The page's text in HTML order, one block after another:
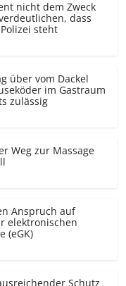
nicht dem Zweck
dass
steht
über vom Dackel
im Gastraum
zulässig
Weg zur Massage
Anspruch auf
elektronischen
(eGK)
Schutz